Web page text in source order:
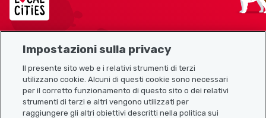
Link utili
Impostazioni sulla privacy
Il presente sito web e i relativi strumenti di terzi
utilizzano cookie. Alcuni di questi cookie sono necessari
per il corretto funzionamento di questo sito o dei relativi
strumenti di terzi e altri vengono utilizzati per
raggiungere gli altri obiettivi descritti nella politica sui